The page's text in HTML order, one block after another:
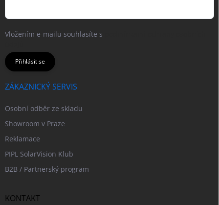
Vložením e-mailu souhlasíte s
Přihlásit se
ZÁKAZNICKÝ SERVIS
Osobní odběr ze skladu
Showroom v Praze
Reklamace
PIPL SolarVision Klub
B2B / Partnerský program
KONTAKT